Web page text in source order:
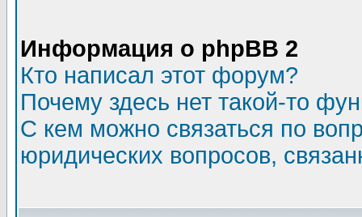
Информация о phpBB 2
Кто написал этот форум?
Почему здесь нет такой-то
С кем можно связаться по
юридических вопросов,